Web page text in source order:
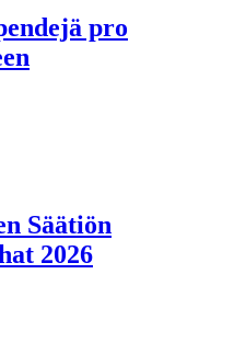
pro
Säätiön
2026